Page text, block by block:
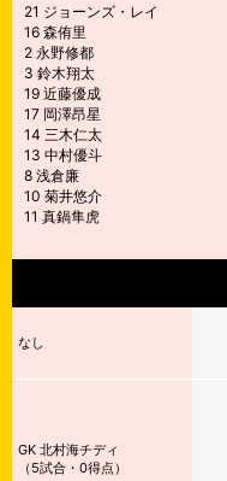
21 ジョーンズ・レイ
16 森侑里
2 永野修都
3 鈴木翔太
19 近藤優成
17 岡澤昂星
14 三木仁太
13 中村優斗
8 浅倉廉
10 菊井悠介
11 真鍋隼虎
なし
GK 北村海チディ
（5試合・0得点）